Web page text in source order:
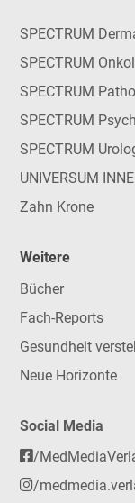
SPECTRUM
SPECTRUM
SPECTRUM
SPECTRUM
SPECTRUM
UNIVERSUM
Zahn Krone
Weitere
Bücher
Fach-Reports
Gesundheit
Neue Horizonte
Social Media
/
/